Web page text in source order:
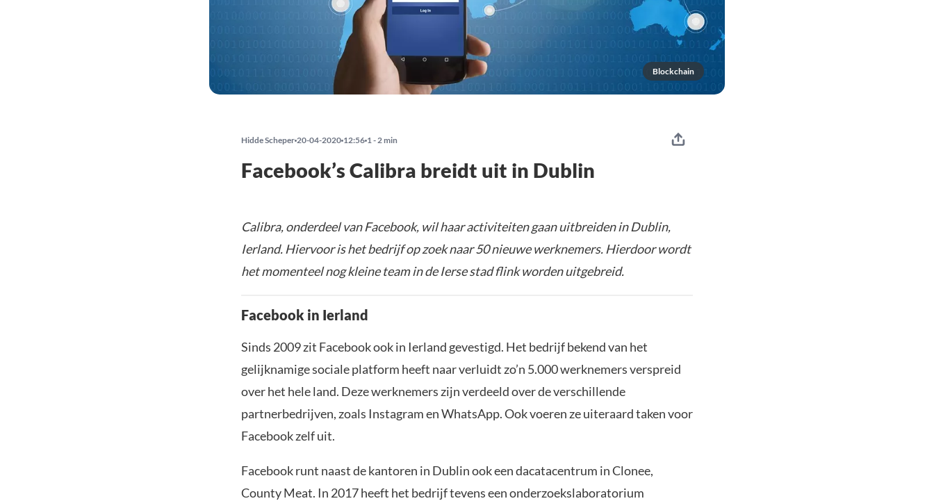
Blockchain
Hidde Scheper 20-04-2020 12:56 1 - 2 min
Facebook’s Calibra breidt uit in Dublin
Calibra, onderdeel van Facebook, wil haar activiteiten gaan uitbreiden in Dublin,
Ierland. Hiervoor is het bedrijf op zoek naar 50 nieuwe werknemers. Hierdoor wordt
het momenteel nog kleine team in de Ierse stad flink worden uitgebreid.
Facebook in Ierland
Sinds 2009 zit Facebook ook in Ierland gevestigd. Het bedrijf bekend van het
gelijknamige sociale platform heeft naar verluidt zo’n 5.000 werknemers verspreid
over het hele land. Deze werknemers zijn verdeeld over de verschillende
partnerbedrijven, zoals Instagram en WhatsApp. Ook voeren ze uiteraard taken voor
Facebook zelf uit.
Facebook runt naast de kantoren in Dublin ook een dacatacentrum in Clonee,
County Meat. In 2017 heeft het bedrijf tevens een onderzoekslaboratorium